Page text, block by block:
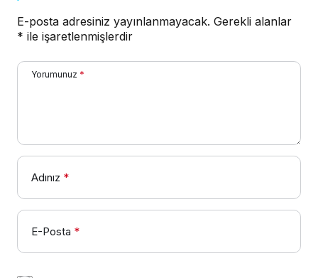
E-posta adresiniz yayınlanmayacak. Gerekli alanlar
* ile işaretlenmişlerdir
Yorumunuz *
Adınız *
E-Posta *